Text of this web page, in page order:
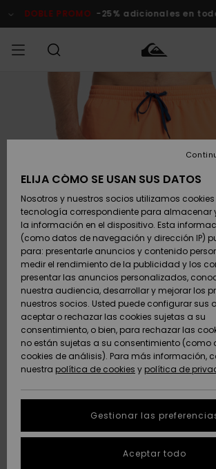
del
DOBLE PROMO -25% adicionales en todo
HOMBRE Ropa
Zapatos y
chanclas
Surf
Snow
Novedades
Destacados
Ropa
Zapatos y
chanclas
Surf
Snow
Novedades
Destacados
Shop
Destacados
Snow
SURF
Surf Shop
Hombre
Highlights
Comunidad
SNOW
Tienda
Snow
Hombre
Snow Niños
Tienda
Snow Mujer
Destacados
Comunidad
DOBLE
PROMO
Outlet
Hombre
Outlet
Mujer
AYUDA &
CONTACTO
Accede a tu
pedido
Envio
Devoluciones
Pago
Tarjeta de
regalo
Quiksilver
Freedom
Protección de
datos
personales
Inicia una
conversación
SOSTENIBILIDAD
ELIJA CÓMO SE USAN SUS DATOS
Nosotros y nuestros socios utilizamos
tecnología correspondiente para almacenar
la información en el dispositivo. Esta
(como datos de navegación y dirección IP)
para: presentarle anuncios y contenido
medir el rendimiento de la publicidad y los
presentar las anuncios personalizados,
nuestra audiencia, desarrollar y mejorar los
nuestros socios. Usted puede configurar sus
aceptar o rechazar las cookies sujetas a su
consentimiento, o bien, para rechazar las
no están sujetas a su consentimiento (como
cookies de análisis). Para más información,
nuestra política de cookies y política de
Gestionar las
Aceptar todo